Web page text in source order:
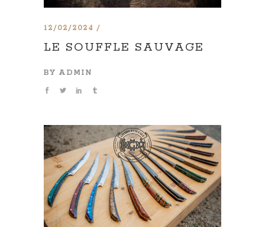
12/02/2024
LE SOUFFLE SAUVAGE
BY ADMIN